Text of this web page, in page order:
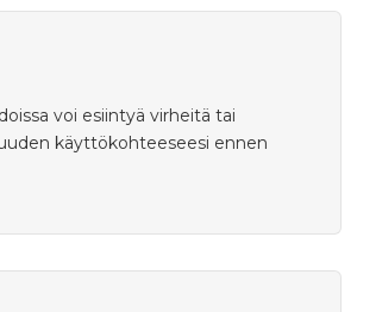
voi esiintyä virheitä tai
käyttökohteeseesi ennen